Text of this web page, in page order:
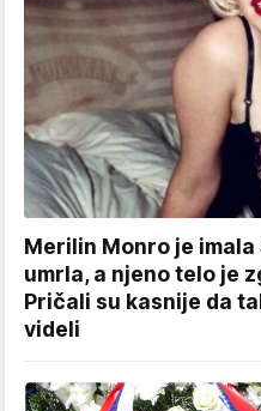
Merilin Monro je
umrla, a njeno telo je
Pričali su kasnije da
videli